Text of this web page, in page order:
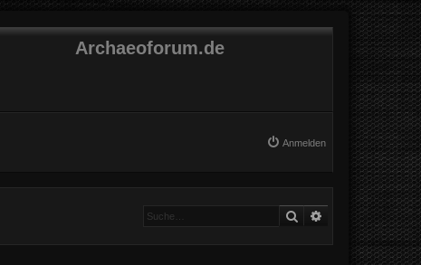
Archaeoforum.de
Anmelden
Suche Erweiterte Suche